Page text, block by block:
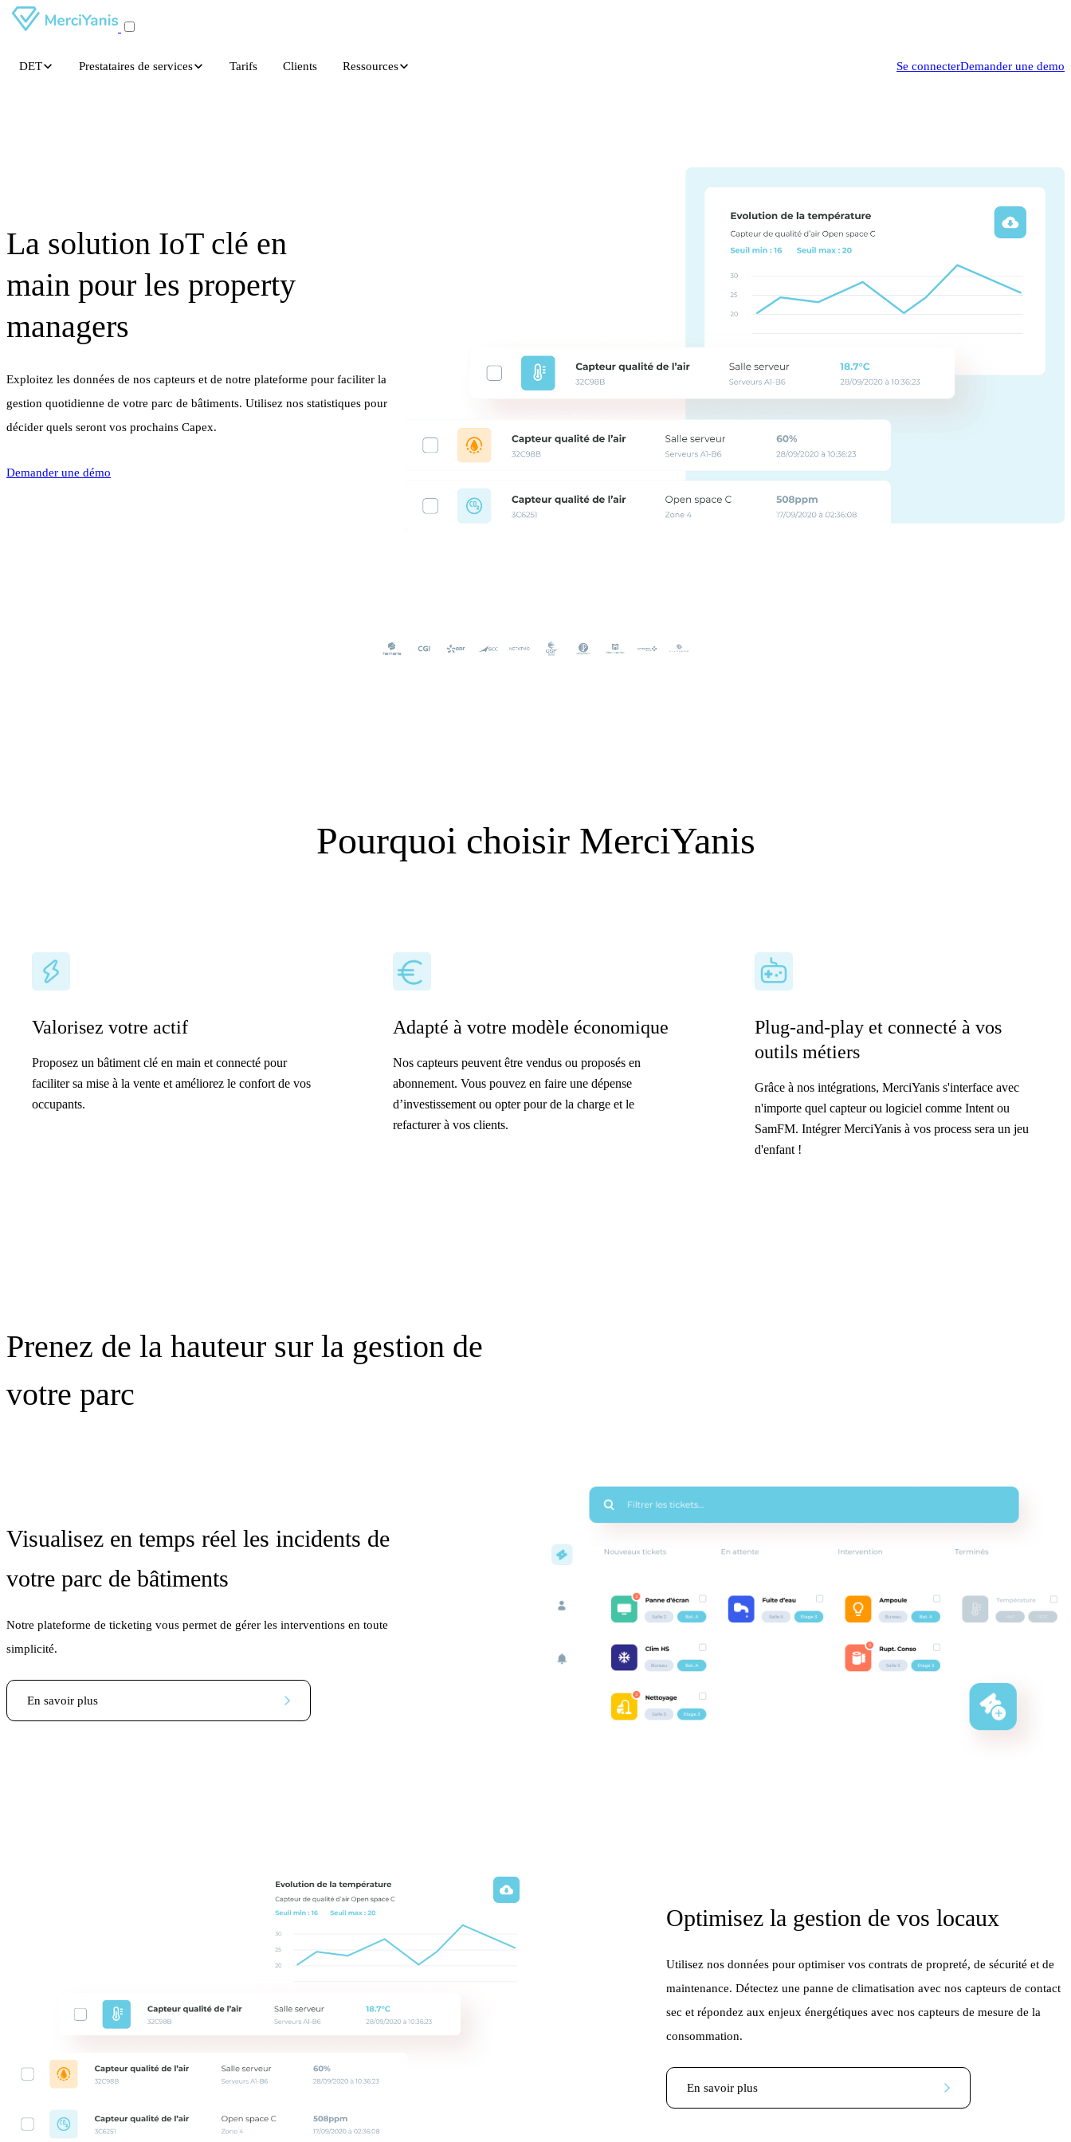
DET Prestataires de services Tarifs Clients Ressources Se connecterDemander une demo
La solution IoT clé en
main pour les property
managers
Exploitez les données de nos capteurs et de notre plateforme pour faciliter la
gestion quotidienne de votre parc de bâtiments. Utilisez nos statistiques pour
décider quels seront vos prochains Capex.
Demander une démo
Pourquoi choisir MerciYanis
Valorisez votre actif
Proposez un bâtiment clé en main et connecté pour
faciliter sa mise à la vente et améliorez le confort de vos
occupants.
Adapté à votre modèle économique
Nos capteurs peuvent être vendus ou proposés en
abonnement. Vous pouvez en faire une dépense
d’investissement ou opter pour de la charge et le
refacturer à vos clients.
Plug-and-play et connecté à vos
outils métiers
Grâce à nos intégrations, MerciYanis s'interface avec
n'importe quel capteur ou logiciel comme Intent ou
SamFM. Intégrer MerciYanis à vos process sera un jeu
d'enfant !
Prenez de la hauteur sur la gestion de
votre parc
Visualisez en temps réel les incidents de
votre parc de bâtiments
Notre plateforme de ticketing vous permet de gérer les interventions en toute
simplicité.
En savoir plus
Optimisez la gestion de vos locaux
Utilisez nos données pour optimiser vos contrats de propreté, de sécurité et de
maintenance. Détectez une panne de climatisation avec nos capteurs de contact
sec et répondez aux enjeux énergétiques avec nos capteurs de mesure de la
consommation.
En savoir plus